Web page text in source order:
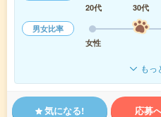
20代
30代
男女比率
女性
もっ
気になる! 応募